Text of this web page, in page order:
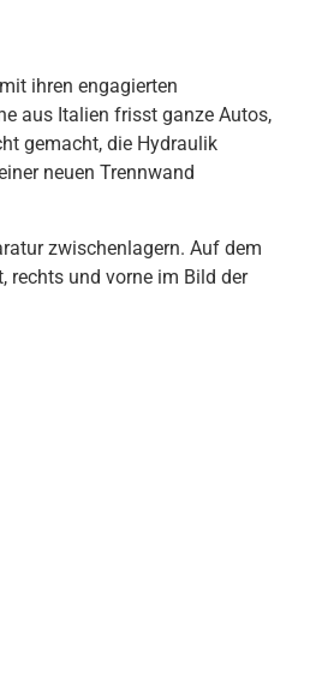
ihren engagierten
aus Italien frisst ganze Autos,
gemacht, die Hydraulik
neuen Trennwand
zwischenlagern. Auf dem
rechts und vorne im Bild der